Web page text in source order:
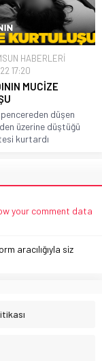
HABERLERİ
17:20
MUCİZE
düşen
üzerine düştüğü
kurtardı
your comment data
aracılığıyla siz